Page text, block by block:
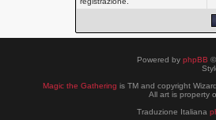
Powered by phpBB
Magic the Gathering is TM and copyright
All art is property
Traduzione Italiana